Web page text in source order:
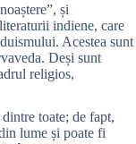
și
indiene, care
Acestea sunt
Deși sunt
religios,
toate; de fapt,
lume și poate fi